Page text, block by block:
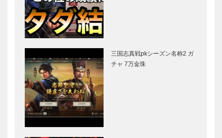
三国志真戦pkシーズン名称2 ガ
チャ 7万金珠